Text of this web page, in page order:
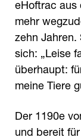
eHoftrac aus
mehr
zehn Jahren.
sich: „Leise
überhaupt:
meine Tiere
Der 1190e
und bereit